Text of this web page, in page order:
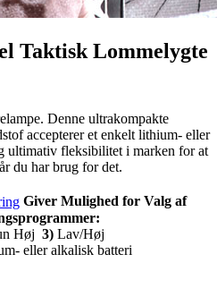
Taktisk Lommelygte
Denne ultrakompakte
accepterer et enkelt lithium- eller
ultimativ fleksibilitet i marken for at
du har brug for det.
Giver Mulighed for Valg af
Høj 3) Lav/Høj
eller alkalisk batteri